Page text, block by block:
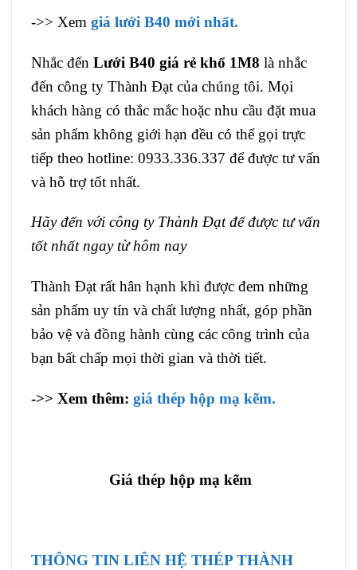
->> Xem giá lưới B40 mới nhất.
Nhắc đến Lưới B40 giá rẻ khổ 1M8 là nhắc
đến công ty Thành Đạt của chúng tôi. Mọi
khách hàng có thắc mắc hoặc nhu cầu đặt mua
sản phẩm không giới hạn đều có thể gọi trực
tiếp theo hotline: 0933.336.337 để được tư vấn
và hỗ trợ tốt nhất.
Hãy đến với công ty Thành Đạt để được tư vấn
tốt nhất ngay từ hôm nay
Thành Đạt rất hân hạnh khi được đem những
sản phẩm uy tín và chất lượng nhất, góp phần
bảo vệ và đồng hành cùng các công trình của
bạn bất chấp mọi thời gian và thời tiết.
->> Xem thêm: giá thép hộp mạ kẽm.
Giá thép hộp mạ kẽm
THÔNG TIN LIÊN HỆ THÉP THÀNH